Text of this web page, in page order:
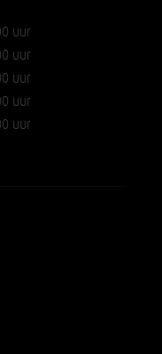
uur
uur
uur
uur
uur